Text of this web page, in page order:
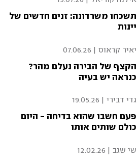
תשכחו משרדונה: זנים חדשים של
יינות
יאיר קראוס 07.06.26
הקצף של הבירה נעלם מהר?
כנראה יש בעיה
גדי דבירי 19.05.26
פעם חשבו שהוא בדיחה - היום
כולם שותים אותו
שי שגב 12.02.26